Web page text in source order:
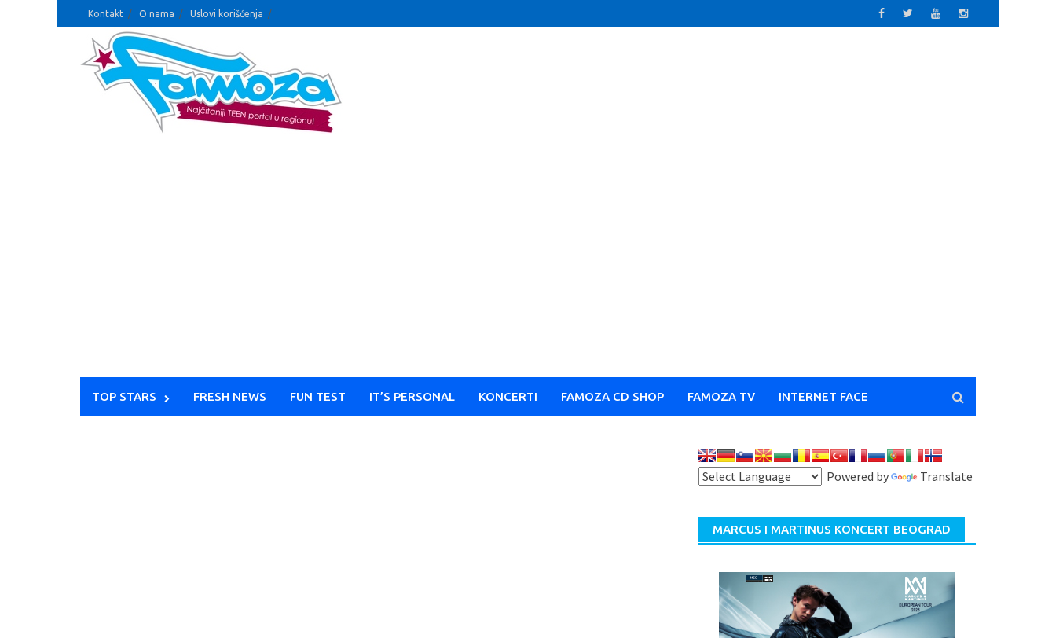
Kontakt O nama Uslovi korišćenja
TOP STARS FRESH NEWS FUN TEST IT’S PERSONAL KONCERTI FAMOZA CD SHOP FAMOZA TV INTERNET FACE
Powered by Translate
MARCUS I MARTINUS KONCERT BEOGRAD